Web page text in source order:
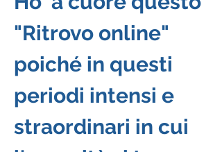
"Ritrovo online"
poiché in questi
periodi intensi e
straordinari in cui